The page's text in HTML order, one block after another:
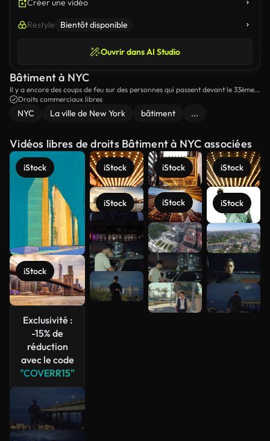
Créer une vidéo
Restyle Bientôt disponible
Ouvrir dans AI Studio
Bâtiment à NYC
Il y a encore des coups de feu sur des personnes qui passent devant le 33ème
bâtiment de New York.
Droits commerciaux libres
NYC La ville de New York bâtiment ...
Vidéos libres de droits Bâtiment à NYC associées
iStock
iStock
Exclusivité :
-15% de
réduction
avec le code
"COVERR15"
iStock
iStock
iStock
iStock
iStock
iStock
Voir plus